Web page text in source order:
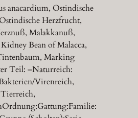
anacardium, Ostindische
Herzfrucht,
Malakkanuß,
Bean of Malacca,
Marking
Teil: –Naturreich:
Virenreich,